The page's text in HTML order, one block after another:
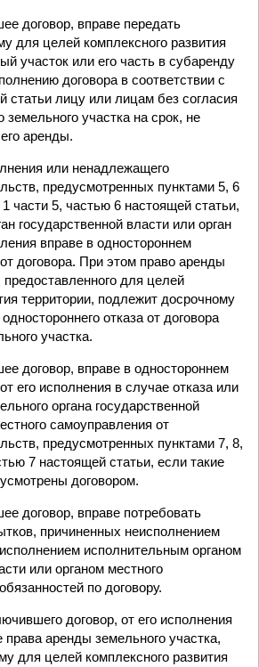
договор, вправе передать
для целей комплексного развития
участок или его часть в субаренду
договора в соответствии с
статьи лицу или лицам без согласия
земельного участка на срок, не
аренды.
или ненадлежащего
предусмотренных пунктами 5, 6
части 5, частью 6 настоящей статьи,
государственной власти или орган
вправе в одностороннем
договора. При этом право аренды
предоставленного для целей
территории, подлежит досрочному
отказа от договора
участка.
договор, вправе в одностороннем
его исполнения в случае отказа или
органа государственной
самоуправления от
предусмотренных пунктами 7, 8,
7 настоящей статьи, если такие
договором.
договор, вправе потребовать
причиненных неисполнением
исполнительным органом
или органом местного
по договору.
договор, от его исполнения
аренды земельного участка,
для целей комплексного развития